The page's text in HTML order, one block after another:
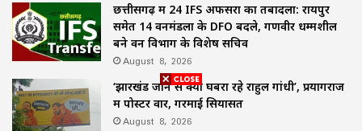
छत्तीसगढ़ में 24 IFS अफसरों का तबादला: रायपुर
समेत 14 वनमंडलों के DFO बदले, गणवीर धम्मशील
बने वन विभाग के विशेष सचिव
August 8, 2026
‘झारखंड जाने से क्यों घबरा रहे राहुल गांधी’, प्रयागराज
में पोस्टर वार, गरमाई सियासत
August 8, 2026